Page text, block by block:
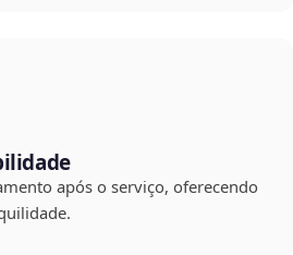
após o serviço, oferecendo